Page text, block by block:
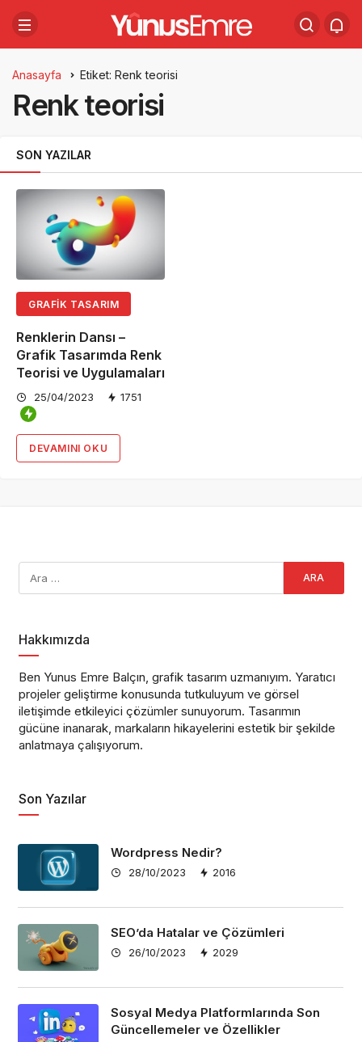
Anasayfa Etiket: Renk teorisi
Renk teorisi
SON YAZILAR
GRAFIK TASARIM
Renklerin Dansı –
Grafik Tasarımda Renk
Teorisi ve Uygulamaları
25/04/2023 1751
DEVAMINI OKU
Hakkımızda
Ben Yunus Emre Balçın, grafik tasarım uzmanıyım. Yaratıcı
projeler geliştirme konusunda tutkuluyum ve görsel
iletişimde etkileyici çözümler sunuyorum. Tasarımın
gücüne inanarak, markaların hikayelerini estetik bir şekilde
anlatmaya çalışıyorum.
Son Yazılar
Wordpress Nedir?
28/10/2023 2016
SEO’da Hatalar ve Çözümleri
26/10/2023 2029
Sosyal Medya Platformlarında Son
Güncellemeler ve Özellikler